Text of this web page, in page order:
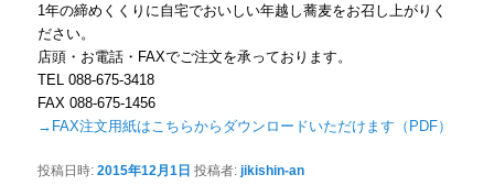
1年の締めくくりに自宅でおいしい年越し蕎麦をお召し上がりく
ださい。
店頭・お電話・FAXでご注文を承っております。
TEL 088-675-3418
FAX 088-675-1456
→FAX注文用紙はこちらからダウンロードいただけます（PDF）
投稿日時:2015年12月1日 投稿者:jikishin-an